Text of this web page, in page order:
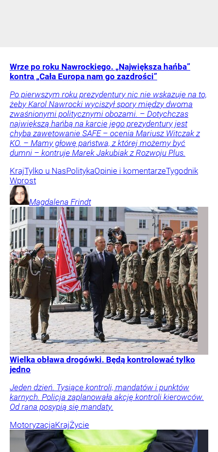
Wrze po roku Nawrockiego. „Największa hańba”
kontra „Cała Europa nam go zazdrości”
Po pierwszym roku prezydentury nic nie wskazuje na to,
żeby Karol Nawrocki wyciszył spory między dwoma
zwaśnionymi politycznymi obozami. – Dotychczas
największą hańbą na karcie jego prezydentury jest
chyba zawetowanie SAFE – ocenia Mariusz Witczak z
KO. – Mamy głowę państwa, z której możemy być
dumni – kontruje Marek Jakubiak z Rozwoju Plus.
KrajTylko u NasPolitykaOpinie i komentarzeTygodnik
Wprost
Magdalena Frindt
Wielka obława drogówki. Będą kontrolować tylko
jedno
Jeden dzień. Tysiące kontroli, mandatów i punktów
karnych. Policja zaplanowała akcję kontroli kierowców.
Od rana posypią się mandaty.
MotoryzacjaKrajŻycie